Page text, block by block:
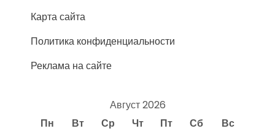
Карта сайта
Политика конфиденциальности
Реклама на сайте
Август 2026
Пн
Вт Ср Чт Пт Сб
Вс